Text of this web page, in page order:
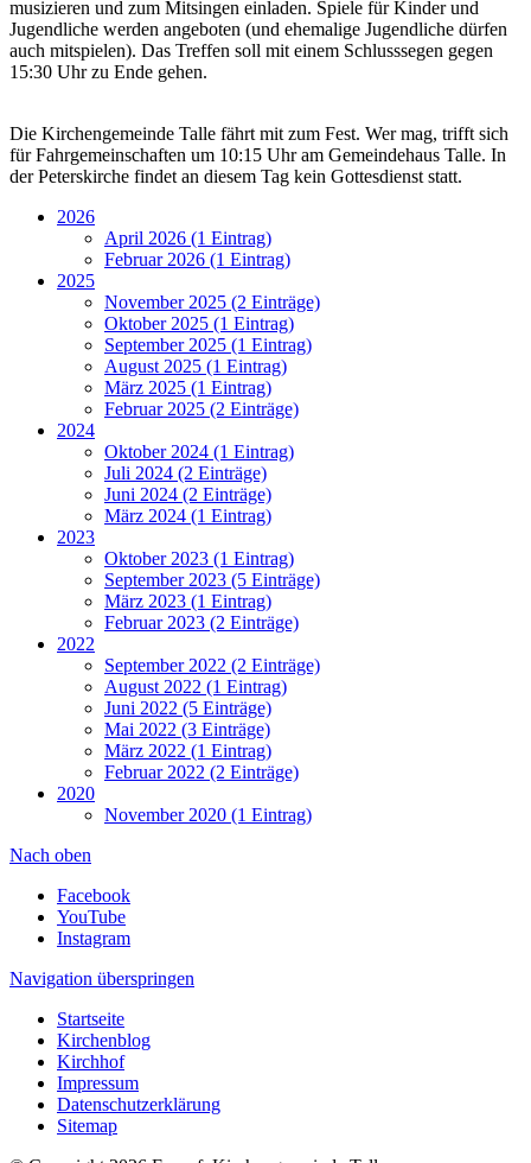
musizieren und zum Mitsingen einladen. Spiele für Kinder und
Jugendliche werden angeboten (und ehemalige Jugendliche dürfen
auch mitspielen). Das Treffen soll mit einem Schlusssegen gegen
15:30 Uhr zu Ende gehen.
Die Kirchengemeinde Talle fährt mit zum Fest. Wer mag, trifft sich
für Fahrgemeinschaften um 10:15 Uhr am Gemeindehaus Talle. In
der Peterskirche findet an diesem Tag kein Gottesdienst statt.
2026
April 2026 (1 Eintrag)
Februar 2026 (1 Eintrag)
2025
November 2025 (2 Einträge)
Oktober 2025 (1 Eintrag)
September 2025 (1 Eintrag)
August 2025 (1 Eintrag)
März 2025 (1 Eintrag)
Februar 2025 (2 Einträge)
2024
Oktober 2024 (1 Eintrag)
Juli 2024 (2 Einträge)
Juni 2024 (2 Einträge)
März 2024 (1 Eintrag)
2023
Oktober 2023 (1 Eintrag)
September 2023 (5 Einträge)
März 2023 (1 Eintrag)
Februar 2023 (2 Einträge)
2022
September 2022 (2 Einträge)
August 2022 (1 Eintrag)
Juni 2022 (5 Einträge)
Mai 2022 (3 Einträge)
März 2022 (1 Eintrag)
Februar 2022 (2 Einträge)
2020
November 2020 (1 Eintrag)
Nach oben
Facebook
YouTube
Instagram
Navigation überspringen
Startseite
Kirchenblog
Kirchhof
Impressum
Datenschutzerklärung
Sitemap